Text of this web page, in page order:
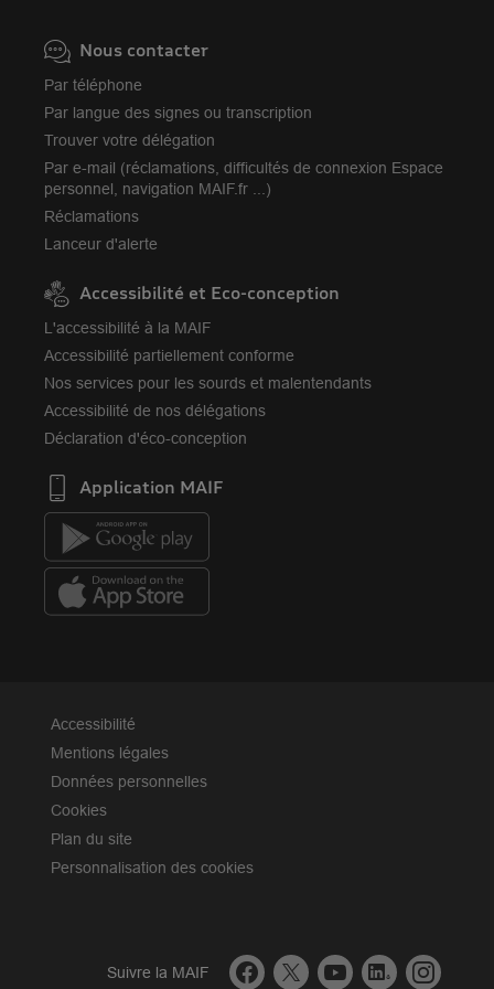
Nous contacter
Par téléphone
Par langue des signes ou transcription
Trouver votre délégation
Par e-mail (réclamations, difficultés de connexion Espace
personnel, navigation MAIF.fr ...)
Réclamations
Lanceur d'alerte
Accessibilité et Eco-conception
L'accessibilité à la MAIF
Accessibilité partiellement conforme
Nos services pour les sourds et malentendants
Accessibilité de nos délégations
Déclaration d'éco-conception
Application MAIF
Accessibilité
Mentions légales
Données personnelles
Cookies
Plan du site
Personnalisation des cookies
Suivre la MAIF facebook
twitteryoutubelinkedin